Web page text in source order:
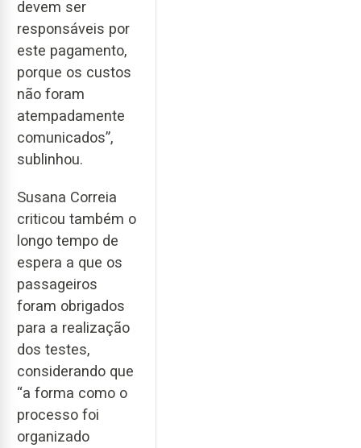
devem ser
responsáveis por
este pagamento,
porque os custos
não foram
atempadamente
comunicados”,
sublinhou.
Susana Correia
criticou também o
longo tempo de
espera a que os
passageiros
foram obrigados
para a realização
dos testes,
considerando que
“a forma como o
processo foi
organizado